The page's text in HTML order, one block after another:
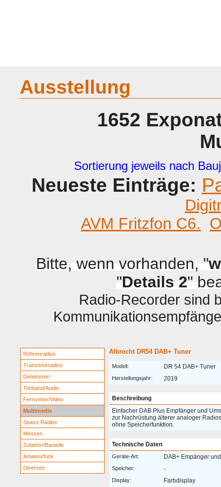
Ausstellung
1652
Sortierung jeweils nach
Neueste Einträge:
AVM Fritzfon C6.
Bitte, wenn vorhanden, "
"Details 2"
Radio-Recorder sind
Röhrenradios
Transistorradios
Detektoren
Tonband/Audio
Fernseher/Video
Multimedia
Spass-Radios
Messen
Zubehör/Bauteile
Amateurfunk
Diverses
Albrecht DR54 DAB+ Tuner
Modell: DR 54 DAB+ Tuner
Herstellungsjahr: 2019
Beschreibung
Einfacher DAB Plus Empfänger und
zur Nachrüstung älterer analoger
ohne Speicherfunktion.
Technische Daten
Geräte-Art: DAB+ Empänger
Speicher: -
Display: Farbdisplay